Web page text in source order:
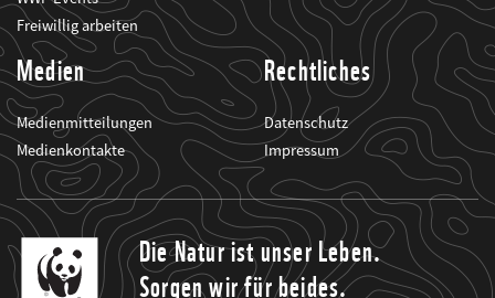
Freiwillig arbeiten
Medien
Medienmitteilungen
Medienkontakte
Rechtliches
Datenschutz
Impressum
Die Natur ist unser Leben.
Sorgen wir für beides.